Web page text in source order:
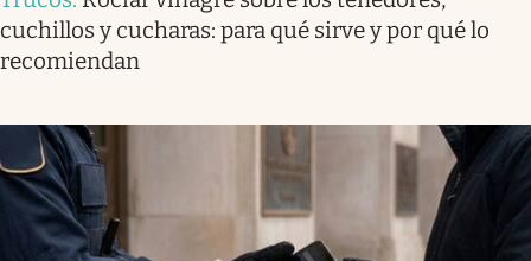
cuchillos y cucharas: para qué sirve y por qué lo
recomiendan